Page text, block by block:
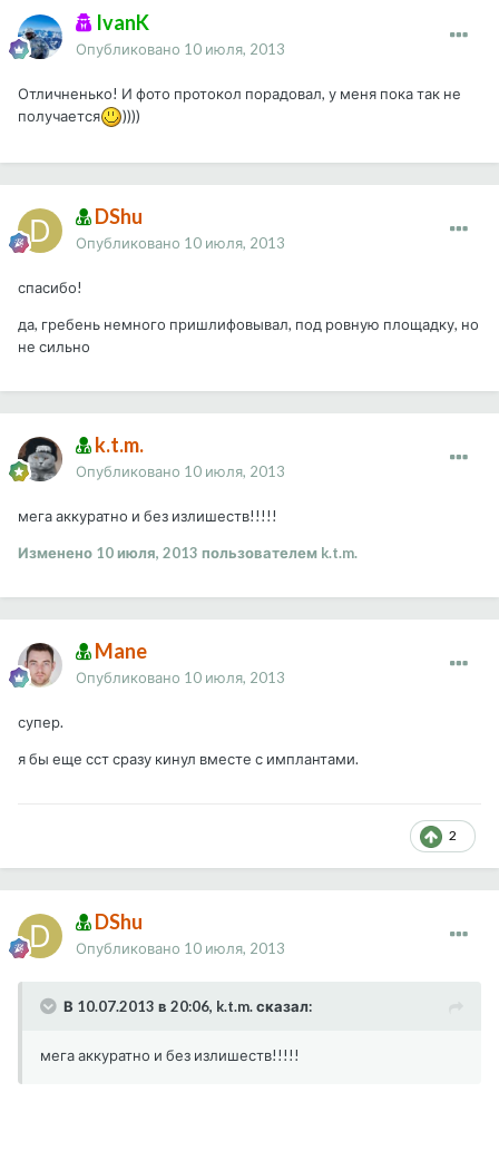
IvanK
Опубликовано 10 июля, 2013
Отличненько! И фото протокол порадовал, у меня пока так не
получается
))))
DShu
Опубликовано 10 июля, 2013
спасибо!
да, гребень немного пришлифовывал, под ровную площадку, но
не сильно
k.t.m.
Опубликовано 10 июля, 2013
мега аккуратно и без излишеств!!!!!
Изменено 10 июля, 2013 пользователем k.t.m.
Mane
Опубликовано 10 июля, 2013
супер.
я бы еще сст сразу кинул вместе с имплантами.
2
DShu
Опубликовано 10 июля, 2013
В 10.07.2013 в 20:06, k.t.m. сказал:
мега аккуратно и без излишеств!!!!!